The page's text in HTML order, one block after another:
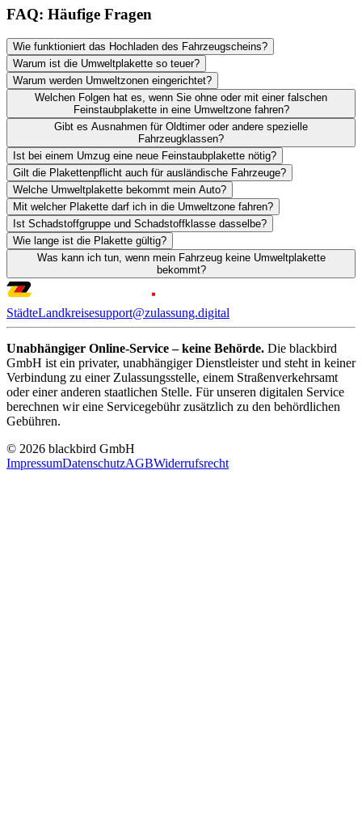
FAQ: Häufige Fragen
Wie funktioniert das Hochladen des Fahrzeugscheins?
Warum ist die Umweltplakette so teuer?
Warum werden Umweltzonen eingerichtet?
Welchen Folgen hat es, wenn Sie ohne oder mit einer falschen
Feinstaubplakette in eine Umweltzone fahren?
Gibt es Ausnahmen für Oldtimer oder andere spezielle
Fahrzeugklassen?
Ist bei einem Umzug eine neue Feinstaubplakette nötig?
Gilt die Plakettenpflicht auch für ausländische Fahrzeuge?
Welche Umweltplakette bekommt mein Auto?
Mit welcher Plakette darf ich in die Umweltzone fahren?
Ist Schadstoffgruppe und Schadstoffklasse dasselbe?
Wie lange ist die Plakette gültig?
Was kann ich tun, wenn mein Fahrzeug keine Umweltplakette
bekommt?
StädteLandkreisesupport@zulassung.digital
Unabhängiger Online-Service – keine Behörde. Die blackbird
GmbH ist ein privater, unabhängiger Dienstleister und steht in keiner
Verbindung zu einer Zulassungsstelle, einem Straßenverkehrsamt
oder einer anderen staatlichen Stelle. Für unseren digitalen Service
berechnen wir eine Servicegebühr zusätzlich zu den behördlichen
Gebühren.
© 2026 blackbird GmbH
ImpressumDatenschutzAGBWiderrufsrecht